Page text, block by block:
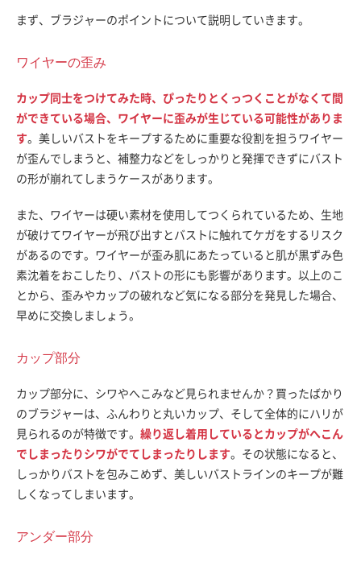
まず、ブラジャーのポイントについて説明していきます。
ワイヤーの歪み
カップ同士をつけてみた時、ぴったりとくっつくことがなくて間
ができている場合、ワイヤーに歪みが生じている可能性がありま
す。美しいバストをキープするために重要な役割を担うワイヤー
が歪んでしまうと、補整力などをしっかりと発揮できずにバスト
の形が崩れてしまうケースがあります。
また、ワイヤーは硬い素材を使用してつくられているため、生地
が破けてワイヤーが飛び出すとバストに触れてケガをするリスク
があるのです。ワイヤーが歪み肌にあたっていると肌が黒ずみ色
素沈着をおこしたり、バストの形にも影響があります。以上のこ
とから、歪みやカップの破れなど気になる部分を発見した場合、
早めに交換しましょう。
カップ部分
カップ部分に、シワやへこみなど見られませんか？買ったばかり
のブラジャーは、ふんわりと丸いカップ、そして全体的にハリが
見られるのが特徴です。 繰り返し着用しているとカップがへこん
でしまったりシワがでてしまったりします。その状態になると、
しっかりバストを包みこめず、美しいバストラインのキープが難
しくなってしまいます。
アンダー部分